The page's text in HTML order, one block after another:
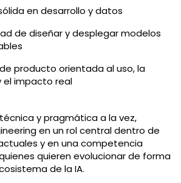
en desarrollo y datos
de diseñar y desplegar modelos
producto orientada al uso, la
el impacto real
y pragmática a la vez,
en un rol central dentro de
y en una competencia
quieren evolucionar de forma
de la IA.